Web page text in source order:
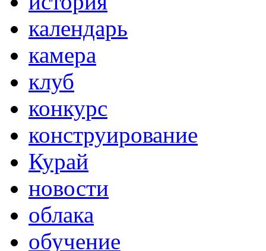
календарь
камера
клуб
конкурс
конструирование
Курай
новости
облака
обучение